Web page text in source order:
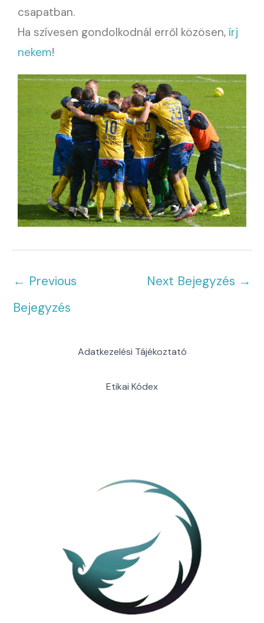
csapatban.
Ha szívesen gondolkodnál erről közösen,írj
nekem!
← Previous
Bejegyzés
Next Bejegyzés →
Adatkezelési Tájékoztató
Etikai Kódex